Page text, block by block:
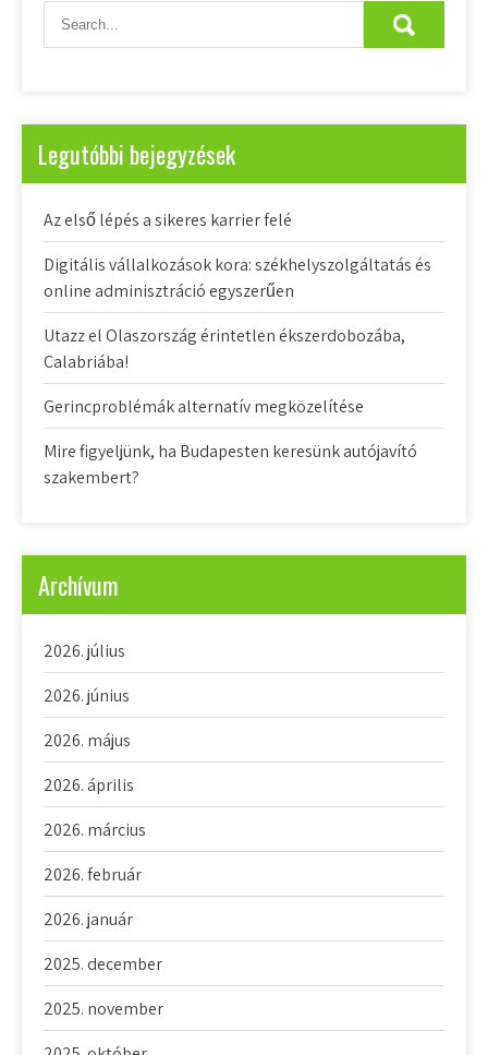
Legutóbbi bejegyzések
Az első lépés a sikeres karrier felé
Digitális vállalkozások kora: székhelyszolgáltatás és
online adminisztráció egyszerűen
Utazz el Olaszország érintetlen ékszerdobozába,
Calabriába!
Gerincproblémák alternatív megközelítése
Mire figyeljünk, ha Budapesten keresünk autójavító
szakembert?
Archívum
2026. július
2026. június
2026. május
2026. április
2026. március
2026. február
2026. január
2025. december
2025. november